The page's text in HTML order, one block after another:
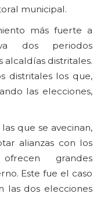
municipal.
más fuerte a
dos periodos
alcaldías distritales.
distritales los que,
las elecciones,
que se avecinan,
alianzas con los
grandes
Este fue el caso
las dos elecciones